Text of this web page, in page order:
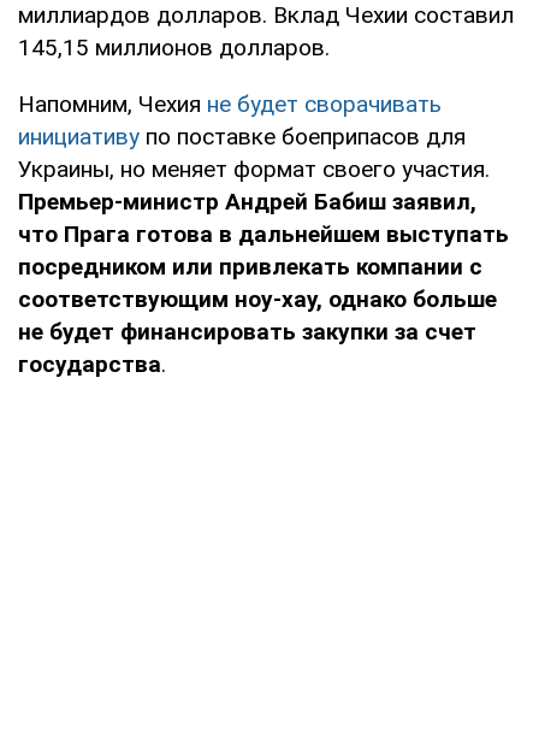
миллиардов долларов. Вклад Чехии составил
145,15 миллионов долларов.
Напомним, Чехия не будет сворачивать
инициативу по поставке боеприпасов для
Украины, но меняет формат своего участия.
Премьер-министр Андрей Бабиш заявил,
что Прага готова в дальнейшем выступать
посредником или привлекать компании с
соответствующим ноу-хау, однако больше
не будет финансировать закупки за счет
государства.